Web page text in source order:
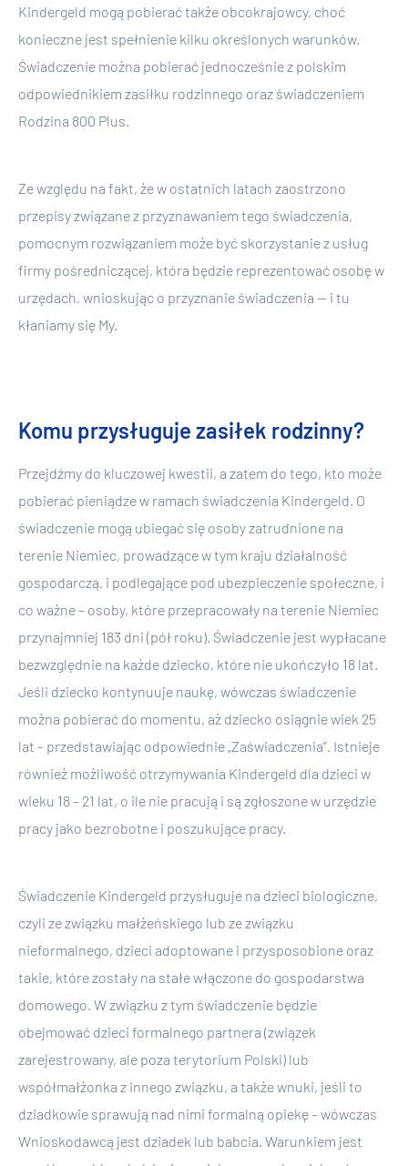
Kindergeld mogą pobierać także obcokrajowcy, choć
konieczne jest spełnienie kilku określonych warunków.
Świadczenie można pobierać jednocześnie z polskim
odpowiednikiem zasiłku rodzinnego oraz świadczeniem
Rodzina 800 Plus.
Ze względu na fakt, że w ostatnich latach zaostrzono
przepisy związane z przyznawaniem tego świadczenia,
pomocnym rozwiązaniem może być skorzystanie z usług
firmy pośredniczącej, która będzie reprezentować osobę w
urzędach, wnioskując o przyznanie świadczenia — i tu
kłaniamy się My.
Komu przysługuje zasiłek rodzinny?
Przejdźmy do kluczowej kwestii, a zatem do tego, kto może
pobierać pieniądze w ramach świadczenia Kindergeld. O
świadczenie mogą ubiegać się osoby zatrudnione na
terenie Niemiec, prowadzące w tym kraju działalność
gospodarczą, i podlegające pod ubezpieczenie społeczne, i
co ważne – osoby, które przepracowały na terenie Niemiec
przynajmniej 183 dni (pół roku). Świadczenie jest wypłacane
bezwzględnie na każde dziecko, które nie ukończyło 18 lat.
Jeśli dziecko kontynuuje naukę, wówczas świadczenie
można pobierać do momentu, aż dziecko osiągnie wiek 25
lat – przedstawiając odpowiednie „Zaświadczenia”. Istnieje
również możliwość otrzymywania Kindergeld dla dzieci w
wieku 18 – 21 lat, o ile nie pracują i są zgłoszone w urzędzie
pracy jako bezrobotne i poszukujące pracy.
Świadczenie Kindergeld przysługuje na dzieci biologiczne,
czyli ze związku małżeńskiego lub ze związku
nieformalnego, dzieci adoptowane i przysposobione oraz
takie, które zostały na stałe włączone do gospodarstwa
domowego. W związku z tym świadczenie będzie
obejmować dzieci formalnego partnera (związek
zarejestrowany, ale poza terytorium Polski) lub
współmałżonka z innego związku, a także wnuki, jeśli to
dziadkowie sprawują nad nimi formalną opiekę – wówczas
Wnioskodawcą jest dziadek lub babcia. Warunkiem jest